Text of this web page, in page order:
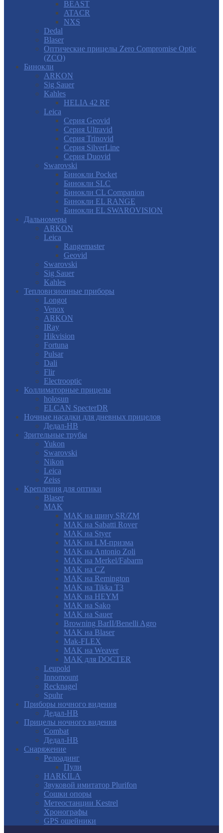
BEAST
ATACR
NXS
Dedal
Blaser
Оптические прицелы Zero Compromise Optic
(ZCO)
Бинокли
ARKON
Sig Sauer
Kahles
HELIA 42 RF
Leica
Серия Geovid
Серия Ultravid
Серия Trinovid
Серия SilverLine
Серия Duovid
Swarovski
Бинокли Pocket
Бинокли SLC
Бинокли CL Companion
Бинокли EL RANGE
Бинокли EL SWAROVISION
Дальномеры
ARKON
Leica
Rangemaster
Geovid
Swarovski
Sig Sauer
Kahles
Тепловизионные приборы
Longot
Venox
ARKON
IRay
Hikvision
Fortuna
Pulsar
Dali
Flir
Electrooptic
Коллиматорные прицелы
holosun
ELCAN SpecterDR
Ночные насадки для дневных прицелов
Дедал-НВ
Зрительные трубы
Yukon
Swarovski
Nikon
Leica
Zeiss
Крепления для оптики
Blaser
MAK
MAK на шину SR/ZM
MAK на Sabatti Rover
MAK на Styer
MAK на LM-призма
MAK на Antonio Zoli
MAK на Merkel/Fabarm
MAK на CZ
MAK на Remington
MAK на Tikka T3
MAK на HEYM
MAK на Sako
MAK на Sauer
Browning BarII/Benelli Agro
MAK на Blaser
Mak-FLEX
MAK на Weaver
MAK для DOCTER
Leupold
Innomount
Recknagel
Spuhr
Приборы ночного видения
Дедал-НВ
Прицелы ночного видения
Combat
Дедал-НВ
Снаряжение
Релоадинг
Пули
HARKILA
Звуковой имитатор Plurifon
Сошки опоры
Метеостанции Kestrel
Хронографы
GPS ошейники